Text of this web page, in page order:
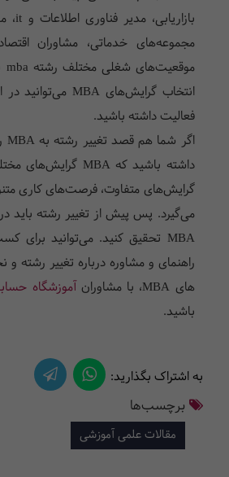
بازاریابی، مدیر فناوری اطلاعات و it،
مجموعه‌های خدماتی، مشاوران
موقعیت‌های شغلی مختلف رشته mba
انتخاب گرایش‌های MBA
می‌توانید
فعالیت داشته باشید.
اگر شما هم قصد تغییر رشته بهMBA
داشته باشید کهMBA گرایش‌های
گرایش‌های متفاوت، فرصت‌های کاری
می‌گیرد. پس پیش از تغییر رشته
MBA تحقیق کنید. می‌توانید برای
راهنمای و مشاوره درباره تغییر رشته
های MBA، با مشاوران
آموزشگاه
باشید.
به اشتراک بگذارید:
برچسب‌ها
مقالات علمی آموزشی